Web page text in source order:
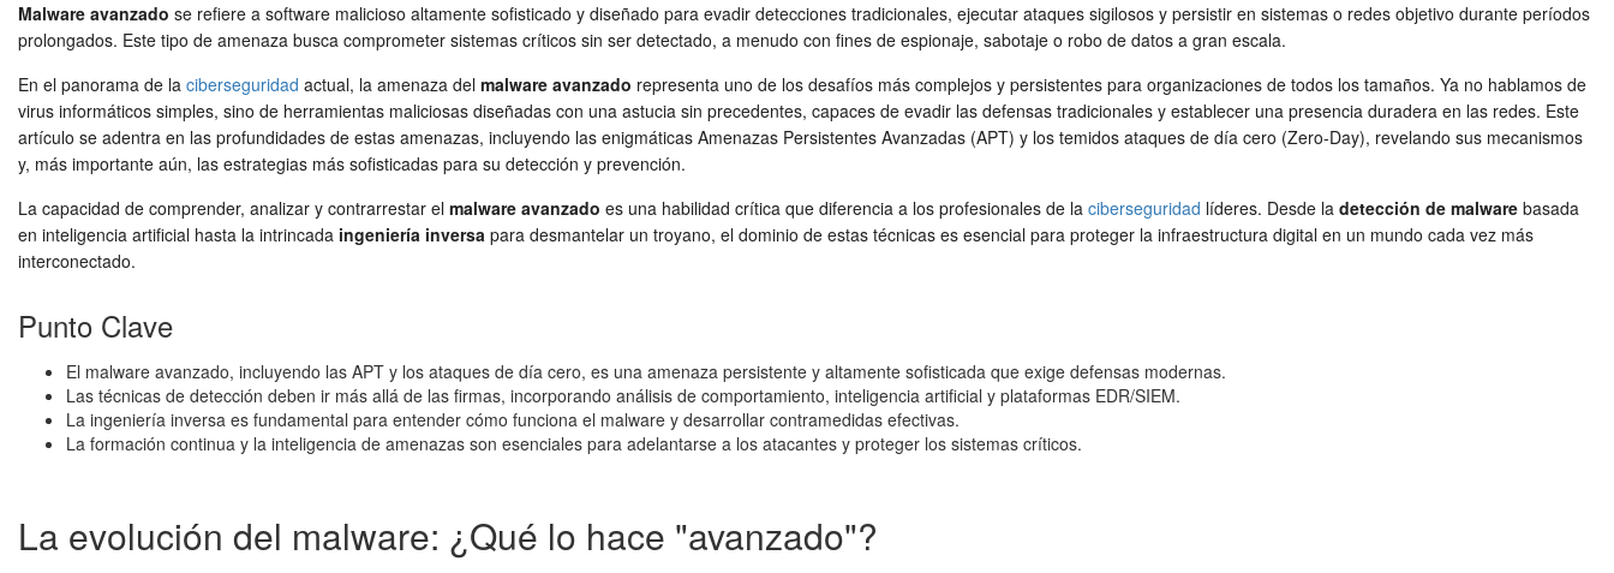
Malware avanzado se refiere a software malicioso altamente sofisticado y diseñado para evadir detecciones tradicionales, ejecutar ataques sigilosos y persistir en sistemas o redes objetivo durante períodos
prolongados. Este tipo de amenaza busca comprometer sistemas críticos sin ser detectado, a menudo con fines de espionaje, sabotaje o robo de datos a gran escala.
En el panorama de la ciberseguridad actual, la amenaza del malware avanzado representa uno de los desafíos más complejos y persistentes para organizaciones de todos los tamaños. Ya no hablamos de
virus informáticos simples, sino de herramientas maliciosas diseñadas con una astucia sin precedentes, capaces de evadir las defensas tradicionales y establecer una presencia duradera en las redes. Este
artículo se adentra en las profundidades de estas amenazas, incluyendo las enigmáticas Amenazas Persistentes Avanzadas (APT) y los temidos ataques de día cero (Zero-Day), revelando sus mecanismos
y, más importante aún, las estrategias más sofisticadas para su detección y prevención.
La capacidad de comprender, analizar y contrarrestar el malware avanzado es una habilidad crítica que diferencia a los profesionales de la ciberseguridad líderes. Desde la detección de malware basada
en inteligencia artificial hasta la intrincada ingeniería inversa para desmantelar un troyano, el dominio de estas técnicas es esencial para proteger la infraestructura digital en un mundo cada vez más
interconectado.
Punto Clave
El malware avanzado, incluyendo las APT y los ataques de día cero, es una amenaza persistente y altamente sofisticada que exige defensas modernas.
Las técnicas de detección deben ir más allá de las firmas, incorporando análisis de comportamiento, inteligencia artificial y plataformas EDR/SIEM.
La ingeniería inversa es fundamental para entender cómo funciona el malware y desarrollar contramedidas efectivas.
La formación continua y la inteligencia de amenazas son esenciales para adelantarse a los atacantes y proteger los sistemas críticos.
La evolución del malware: ¿Qué lo hace "avanzado"?